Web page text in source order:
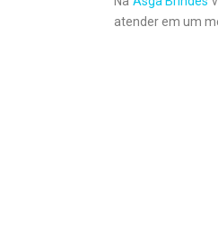
atender em um